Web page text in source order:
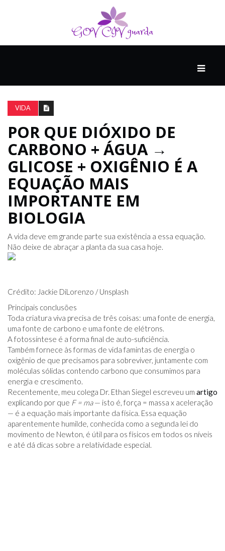
DO
THINK
COMPANHEIRO
COMEÇA
COM
UM
ESTRONDO
VIDA
POR QUE DIÓXIDO DE
CARBONO + ÁGUA →
GLICOSE + OXIGÊNIO É A
EQUAÇÃO MAIS
IMPORTANTE EM
BIOLOGIA
A vida deve em grande parte sua existência a essa equação.
Não deixe de abraçar a planta da sua casa hoje.
Crédito: Jackie DiLorenzo / Unsplash
Principais conclusões
Toda criatura viva precisa de três coisas: uma fonte de energia,
uma fonte de carbono e uma fonte de elétrons.
A fotossíntese é a forma final de auto-suficiência.
Também fornece às formas de vida famintas de energia o
oxigênio de que precisamos para sobreviver, juntamente com
moléculas sólidas contendo carbono que consumimos para
energia e crescimento.
Recentemente, meu colega Dr. Ethan Siegel escreveu um artigo
explicando por que F = ma— isto é, força = massa x aceleração
— é a equação mais importante da física. Essa equação
aparentemente humilde, conhecida como a segunda lei do
movimento de Newton, é útil para os físicos em todos os níveis
e até dá dicas sobre a relatividade especial.